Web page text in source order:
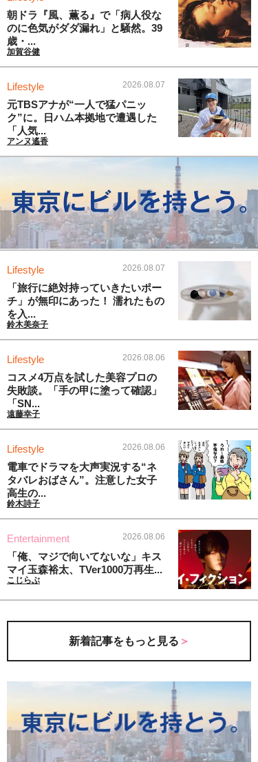
朝ドラ『風、薫る』で「病人役な
のに色気がダダ漏れ」と騒然。39
歳・...
加賀谷健
Lifestyle 2026.08.07
元TBSアナが“一人で猛パニッ
ク”に。日ハム本拠地で遭遇した
「人気...
アンヌ遙香
Lifestyle 2026.08.07
「旅行に絶対持っていきたいポー
チ」が無印にあった！ 濡れたもの
を入...
鈴木美奈子
Lifestyle 2026.08.06
コスメ4万点を試した美容プロの
失敗談。「手の甲に塗って確認」
「SN...
遠藤幸子
Lifestyle 2026.08.06
電車でドラマを大声実況する“ネ
タバレおばさん”。注意した女子
高生の...
鈴木詩子
Entertainment 2026.08.06
「俺、マジで向いてないな」キス
マイ玉森裕太、TVer1000万再生...
こじらぶ
新着記事をもっと見る